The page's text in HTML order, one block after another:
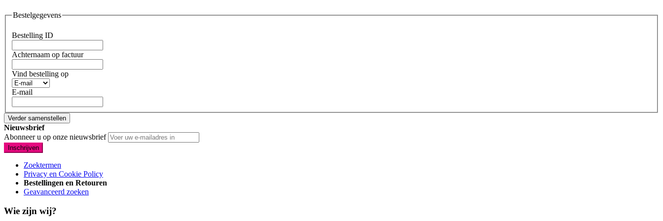
Bestelgegevens
Bestelling ID
Achternaam op factuur
Vind bestelling op
E-mail
Verder samenstellen
Nieuwsbrief
Abonneer u op onze nieuwsbrief
Inschrijven
Zoektermen
Privacy en Cookie Policy
Bestellingen en Retouren
Geavanceerd zoeken
Wie zijn wij?